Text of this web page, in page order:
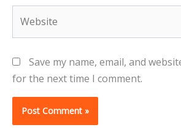
Save my name, email, and
for the next time I comment.